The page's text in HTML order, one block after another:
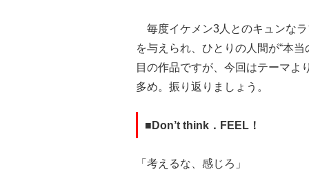
毎度イケメン3人とのキュンな
を与えられ、ひとりの人間が“本
目の作品ですが、今回はテーマよ
多め。振り返りましょう。
■Don’t think．FEEL！
「考えるな、感じろ」